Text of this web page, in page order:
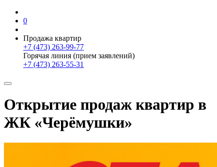
0
Продажа квартир
+7 (473) 263-99-77
Горячая линия (прием заявлений)
+7 (473) 263-55-31
Открытие продаж квартир в
ЖК «Черёмушки»